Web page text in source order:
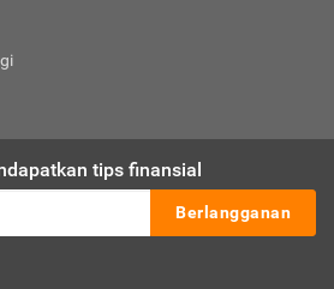
tips finansial
Berlangganan